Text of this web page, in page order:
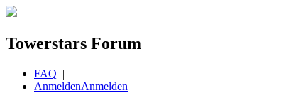
Towerstars Forum
FAQ |
AnmeldenAnmelden